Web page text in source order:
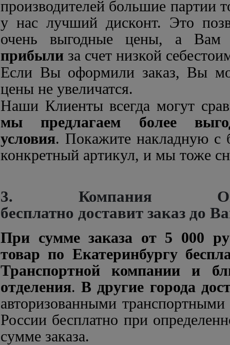
производителей большие партии
у нас лучший дисконт. Это
очень выгодные цены, а
прибыли за счет низкой
Если Вы оформили заказ, Вы
цены не увеличатся.
Наши Клиенты всегда могут
мы предлагаем более
условия. Покажите накладную с
конкретный артикул, и мы тоже
3. Компания
бесплатно доставит заказ до
При сумме заказа от 5 000
товар по Екатеринбургу
Транспортной компании и
отделения.В другие города
авторизованными
России бесплатно при
сумме заказа.